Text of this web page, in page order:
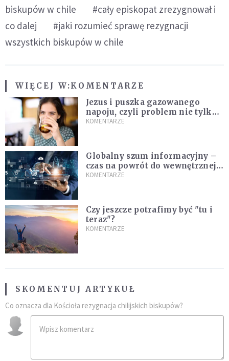
biskupów w chile
#cały episkopat zrezygnował i
co dalej
#jaki rozumieć sprawę rezygnacji
wszystkich biskupów w chile
WIĘCEJ W:KOMENTARZE
Jezus i puszka gazowanego
napoju, czyli problem nie tylko
techniczny
KOMENTARZE
Globalny szum informacyjny –
czas na powrót do wewnętrznej
prawdy
KOMENTARZE
Czy jeszcze potrafimy być "tu i
teraz"?
KOMENTARZE
SKOMENTUJ ARTYKUŁ
Co oznacza dla Kościoła rezygnacja chilijskich biskupów?